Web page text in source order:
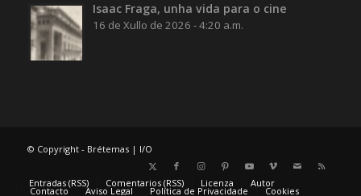
Isaac Fraga, unha vida para o cine
16 de Xullo de 2026 - 4:20 a.m.
© Copyright - Brétemas | I/O
Entradas (RSS) Comentarios (RSS) Licenza Autor
Contacto Aviso Legal Política de Privacidade Cookies